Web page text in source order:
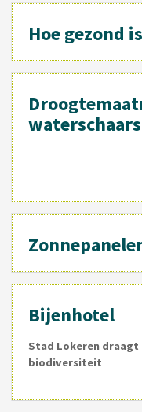
Hoe gezond
Bijenhotel
Stad Lokeren draagt
biodiversiteit